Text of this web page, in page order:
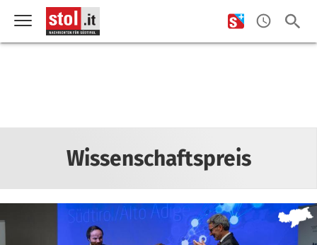
Wissenschaftspreis